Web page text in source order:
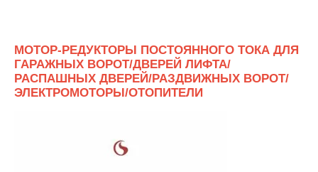
МОТОР-РЕДУКТОРЫ ПОСТОЯННОГО ТОКА ДЛЯ
ГАРАЖНЫХ ВОРОТ/ДВЕРЕЙ ЛИФТА/
РАСПАШНЫХ ДВЕРЕЙ/РАЗДВИЖНЫХ ВОРОТ/
ЭЛЕКТРОМОТОРЫ/ОТОПИТЕЛИ